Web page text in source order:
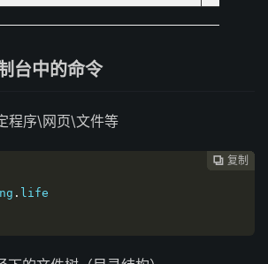
台中的命令
程序\网页\文件等
 复制
 复制
 复制
 复制
 复制
 复制
 复制
 复制
. life